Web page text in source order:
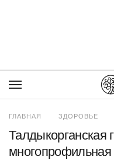
ГЛАВНАЯ ЗДОРОВЬЕ
Талдыкорганская